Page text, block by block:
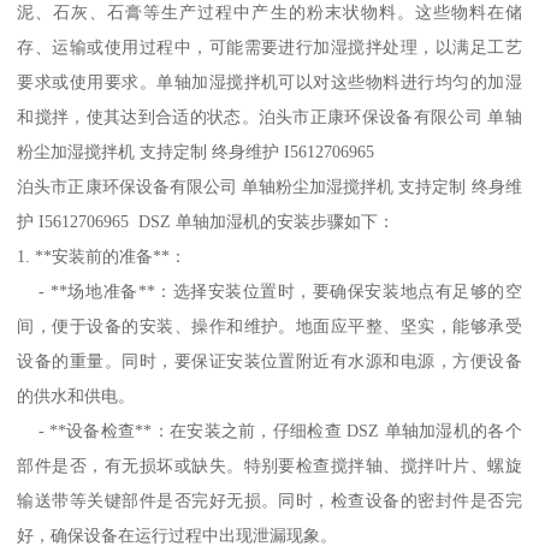
泥、石灰、石膏等生产过程中产生的粉末状物料。这些物料在储
存、运输或使用过程中，可能需要进行加湿搅拌处理，以满足工艺
要求或使用要求。单轴加湿搅拌机可以对这些物料进行均匀的加湿
和搅拌，使其达到合适的状态。泊头市正康环保设备有限公司 单轴
粉尘加湿搅拌机 支持定制 终身维护 I5612706965
泊头市正康环保设备有限公司 单轴粉尘加湿搅拌机 支持定制 终身维
护 I5612706965 DSZ 单轴加湿机的安装步骤如下：
1. **安装前的准备**：
- **场地准备**：选择安装位置时，要确保安装地点有足够的空
间，便于设备的安装、操作和维护。地面应平整、坚实，能够承受
设备的重量。同时，要保证安装位置附近有水源和电源，方便设备
的供水和供电。
- **设备检查**：在安装之前，仔细检查 DSZ 单轴加湿机的各个
部件是否，有无损坏或缺失。特别要检查搅拌轴、搅拌叶片、螺旋
输送带等关键部件是否完好无损。同时，检查设备的密封件是否完
好，确保设备在运行过程中出现泄漏现象。